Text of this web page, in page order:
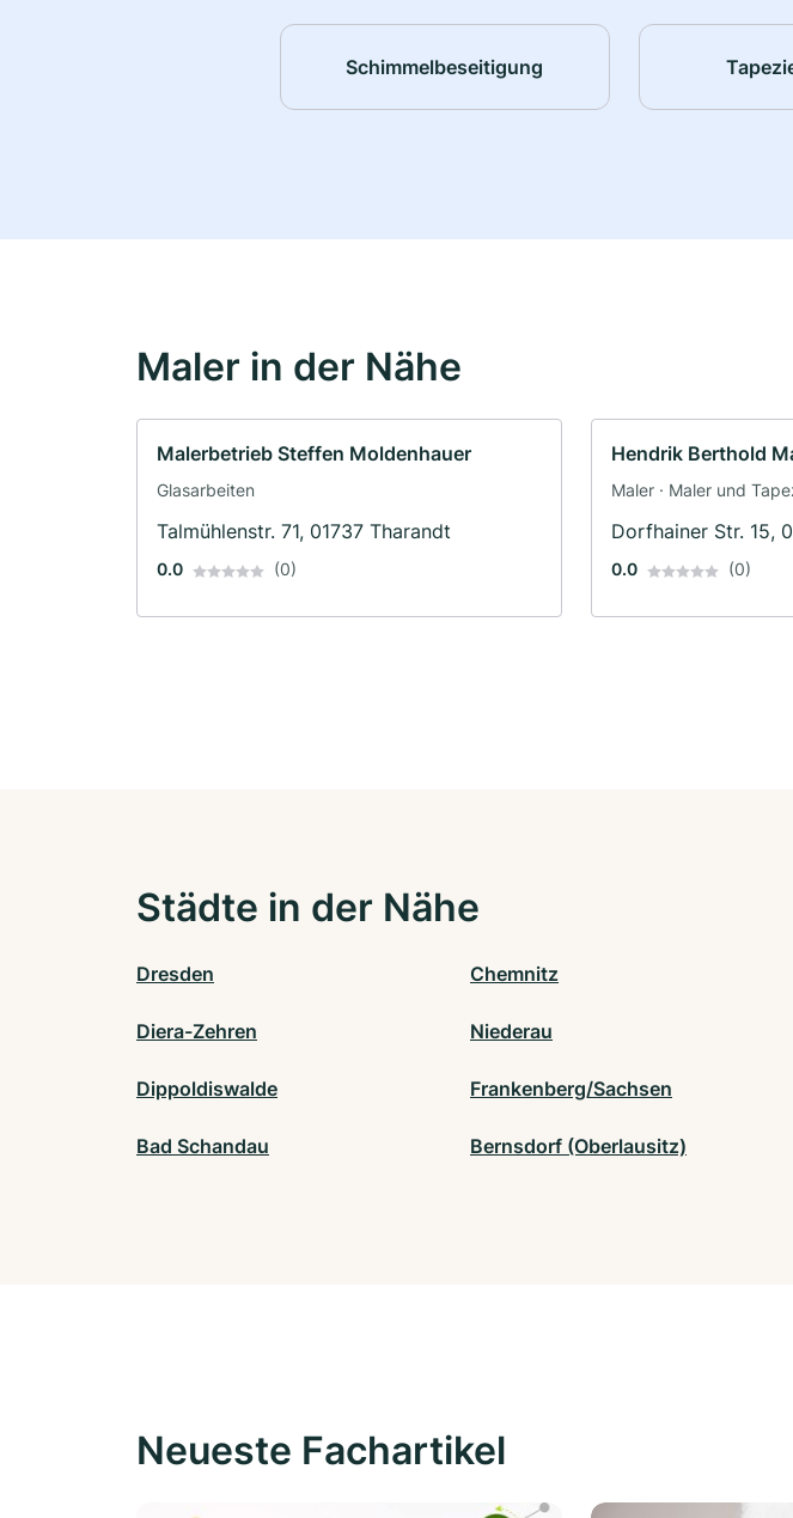
Schimmelbeseitigung
Maler in der Nähe
Malerbetrieb Steffen Moldenhauer
Glasarbeiten
Talmühlenstr. 71, 01737 Tharandt
0.0 (0)
Hendrik Berthold
Maler · Maler und
Dorfhainer Str. 15,
0.0 (0)
Städte in der Nähe
Dresden Chemnitz
Diera-Zehren Niederau
Dippoldiswalde Frankenberg/Sachsen
Bad Schandau Bernsdorf (Oberlausitz)
Neueste Fachartikel